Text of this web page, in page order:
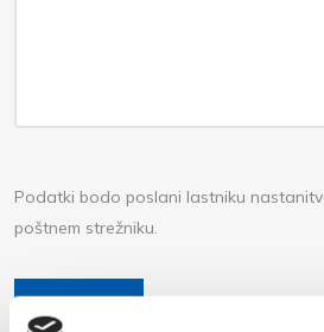
Podatki bodo poslani lastniku
poštnem strežniku.